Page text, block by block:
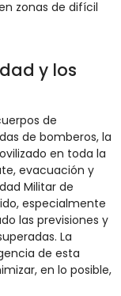
zonas de difícil
y los
de
de bomberos, la
en toda la
evacuación y
Militar de
especialmente
las previsiones y
La
de esta
en lo posible,